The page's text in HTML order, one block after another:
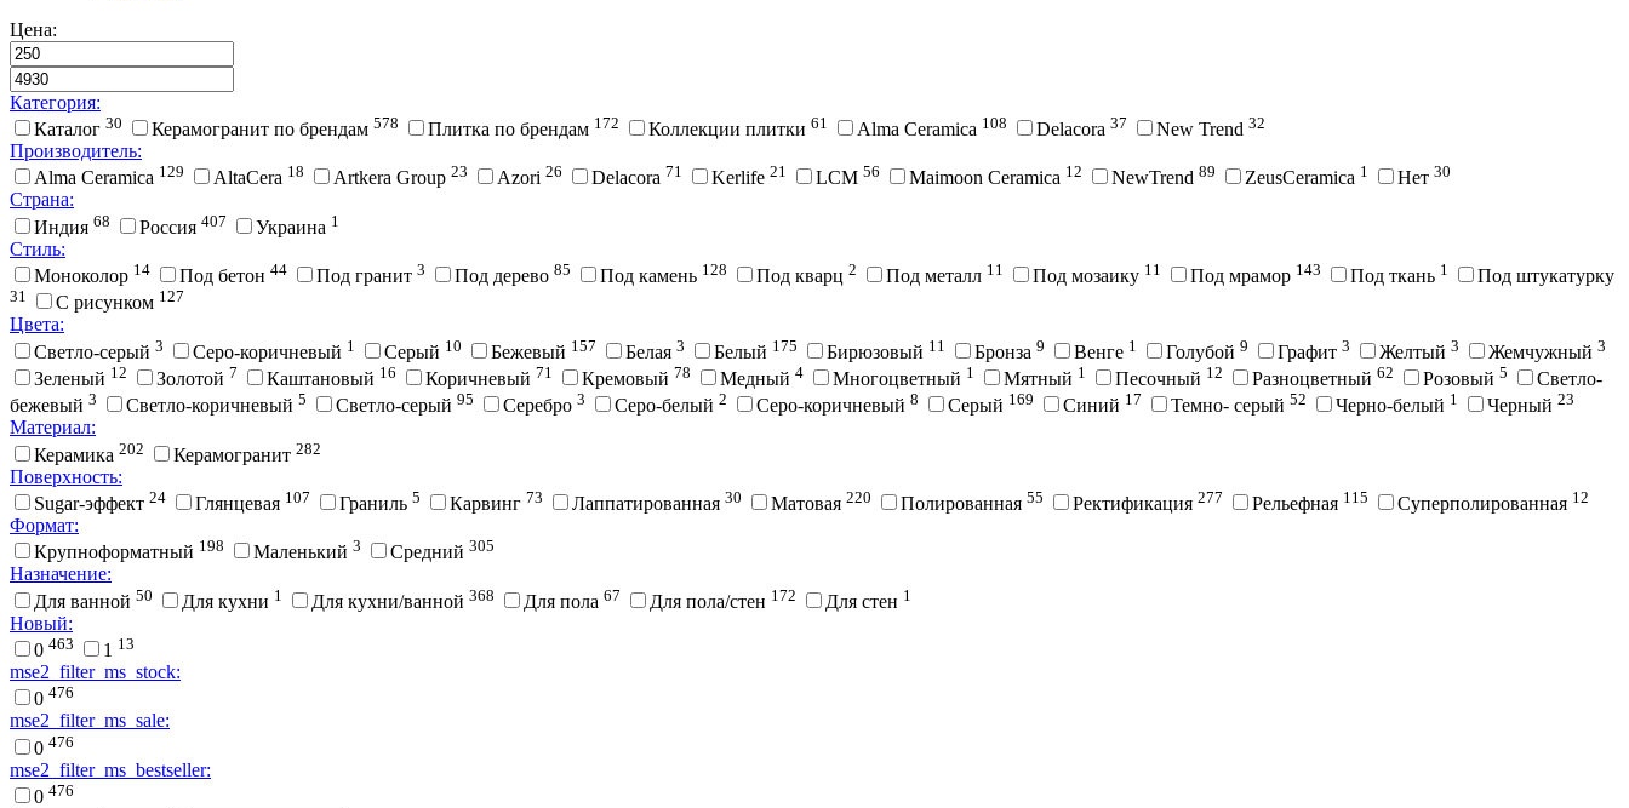
Цена:
Категория:
Каталог 30 Керамогранит по брендам 578 Плитка по брендам 172 Коллекции плитки 61 Alma Ceramica 108 Delacora 37 New Trend 32
Производитель:
Alma Ceramica 129 AltaCera 18 Artkera Group 23 Azori 26 Delacora 71 Kerlife 21 LCM 56 Maimoon Ceramica 12 NewTrend 89 ZeusCeramica 1 Нет 30
Страна:
Индия 68 Россия 407 Украина 1
Стиль:
Моноколор 14 Под бетон 44 Под гранит 3 Под дерево 85 Под камень 128 Под кварц 2 Под металл 11 Под мозаику 11 Под мрамор 143 Под ткань 1 Под штукатурку
31 С рисунком 127
Цвета:
Cветло-серый 3 Cеро-коричневый 1 Cерый 10 Бежевый 157 Белая 3 Белый 175 Бирюзовый 11 Бронза 9 Венге 1 Голубой 9 Графит 3 Желтый 3 Жемчужный 3
Зеленый 12 Золотой 7 Каштановый 16 Коричневый 71 Кремовый 78 Медный 4 Многоцветный 1 Мятный 1 Песочный 12 Разноцветный 62 Розовый 5
Светло-
бежевый 3 Светло-коричневый 5 Светло-серый 95 Серебро 3 Серо-белый 2 Серо-коричневый 8 Серый 169 Синий 17 Темно- серый 52 Черно-белый 1 Черный 23
Материал:
Керамика 202 Керамогранит 282
Поверхность:
Sugar-эффект 24 Глянцевая 107 Граниль 5 Карвинг 73 Лаппатированная 30 Матовая 220 Полированная 55 Ректификация 277 Рельефная 115 Суперполированная 12
Формат:
Крупноформатный 198 Маленький 3 Средний 305
Назначение:
Для ванной 50 Для кухни 1 Для кухни/ванной 368 Для пола 67 Для пола/стен 172 Для стен 1
Новый:
0 463 1 13
mse2_filter_ms_stock:
0 476
mse2_filter_ms_sale:
0 476
mse2_filter_ms_bestseller:
0 476